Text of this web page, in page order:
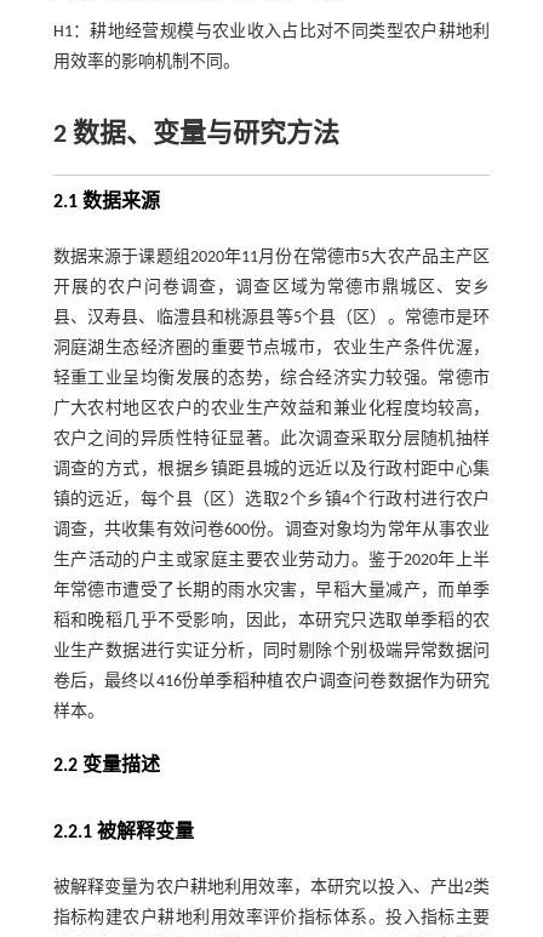
H1：耕地经营规模与农业收入占比对不同类型农户耕地利
用效率的影响机制不同。
2 数据、变量与研究方法
2.1 数据来源
数据来源于课题组2020年11月份在常德市5大农产品主产区
开展的农户问卷调查，调查区域为常德市鼎城区、安乡
县、汉寿县、临澧县和桃源县等5个县（区）。常德市是环
洞庭湖生态经济圈的重要节点城市，农业生产条件优渥，
轻重工业呈均衡发展的态势，综合经济实力较强。常德市
广大农村地区农户的农业生产效益和兼业化程度均较高，
农户之间的异质性特征显著。此次调查采取分层随机抽样
调查的方式，根据乡镇距县城的远近以及行政村距中心集
镇的远近，每个县（区）选取2个乡镇4个行政村进行农户
调查，共收集有效问卷600份。调查对象均为常年从事农业
生产活动的户主或家庭主要农业劳动力。鉴于2020年上半
年常德市遭受了长期的雨水灾害，早稻大量减产，而单季
稻和晚稻几乎不受影响，因此，本研究只选取单季稻的农
业生产数据进行实证分析，同时剔除个别极端异常数据问
卷后，最终以416份单季稻种植农户调查问卷数据作为研究
样本。
2.2 变量描述
2.2.1 被解释变量
被解释变量为农户耕地利用效率，本研究以投入、产出2类
指标构建农户耕地利用效率评价指标体系。投入指标主要